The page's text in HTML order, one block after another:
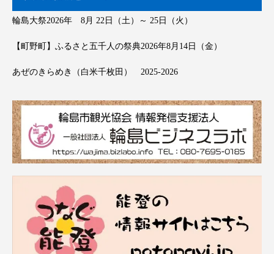
輪島大祭2026年 8月 22日（土）～ 25日（火）
【町野町】ふるさと五千人の祭典2026年8月14日（金）
あぜのきらめき（白米千枚田） 2025-2026